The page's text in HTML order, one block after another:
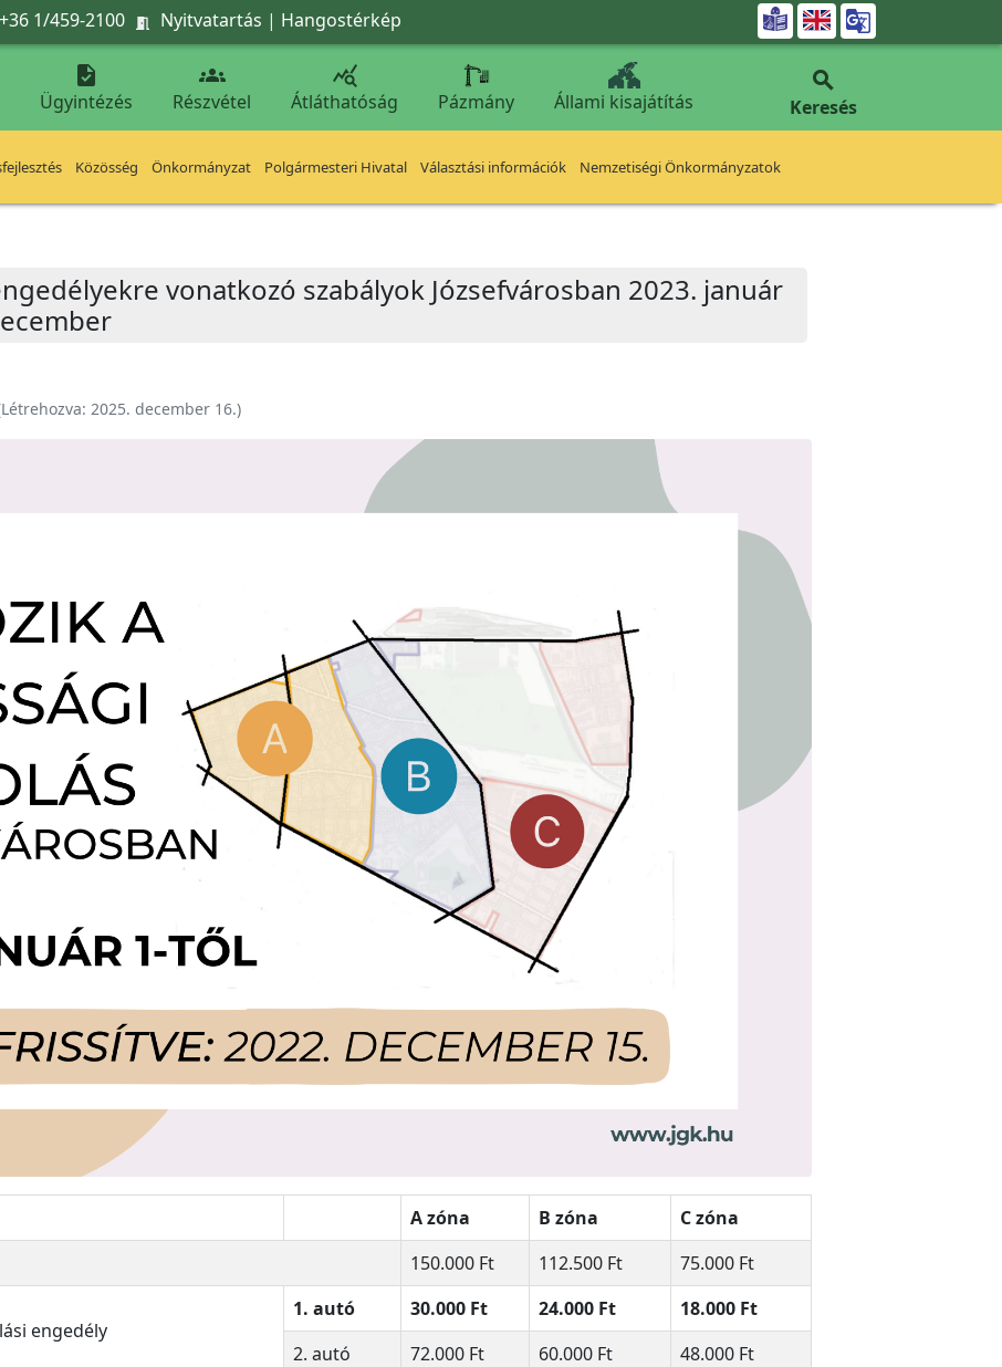
1/459-2100  Nyitvatartás | Hangostérkép 

Ügyintézés

Részvétel

Átláthatóság Pázmány Állami kisajátítás

Keresés
Közösség Önkormányzat Polgármesteri Hivatal Választási információk Nemzetiségi Önkormányzatok
vonatkozó szabályok Józsefvárosban 2023. január
2025. december 16.)
A zóna B zóna
C zóna
150.000 Ft 112.500 Ft 75.000 Ft
engedély
1. autó 30.000 Ft 24.000 Ft
18.000 Ft
2. autó
72.000 Ft 60.000 Ft 48.000 Ft